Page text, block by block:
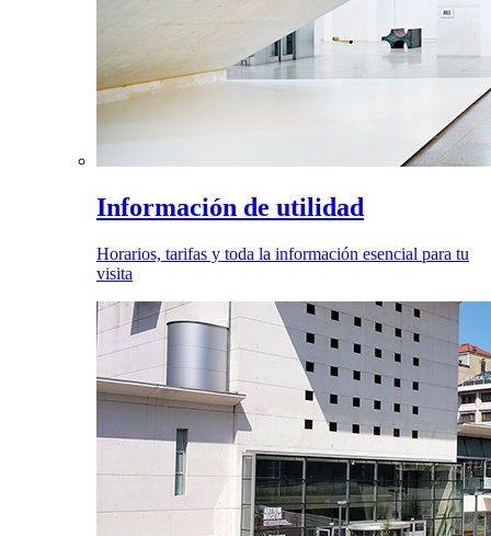
Información de utilidad
Horarios, tarifas y toda la información esencial para tu
visita